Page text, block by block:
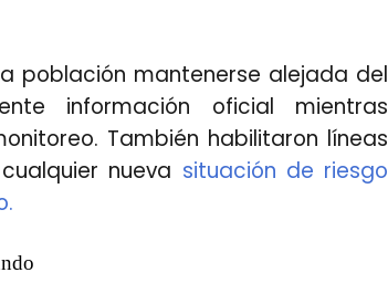
población mantenerse alejada del
información oficial mientras
También habilitaron líneas
nueva situación de riesgo